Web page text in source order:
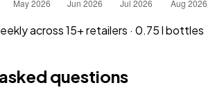
across 15+ retailers · 0.75 l bottles
questions